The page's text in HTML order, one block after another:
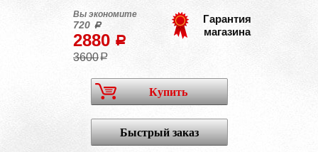
Вы экономите
720 a
2880 a
3600a
Гарантия
магазина
Купить
Быстрый заказ